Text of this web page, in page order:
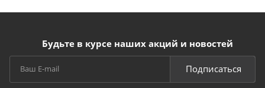
Будьте в курсе наших акций и новостей
Подписаться